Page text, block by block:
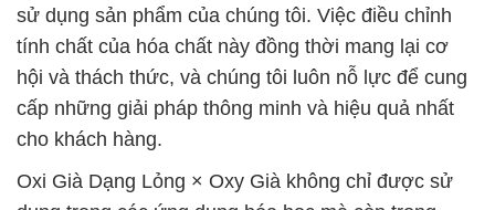
sử dụng sản phẩm của chúng tôi. Việc điều chỉnh
tính chất của hóa chất này đồng thời mang lại cơ
hội và thách thức, và chúng tôi luôn nỗ lực để cung
cấp những giải pháp thông minh và hiệu quả nhất
cho khách hàng.
Oxi Già Dạng Lỏng × Oxy Già không chỉ được sử